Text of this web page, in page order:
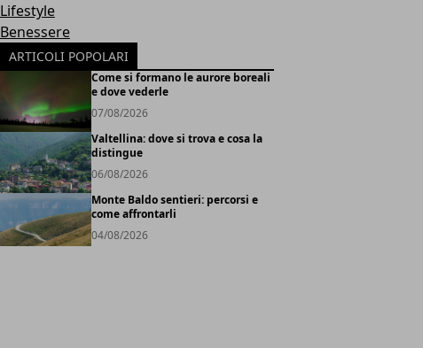
Lifestyle
Benessere
ARTICOLI POPOLARI
Come si formano le aurore boreali
e dove vederle
07/08/2026
Valtellina: dove si trova e cosa la
distingue
06/08/2026
Monte Baldo sentieri: percorsi e
come affrontarli
04/08/2026